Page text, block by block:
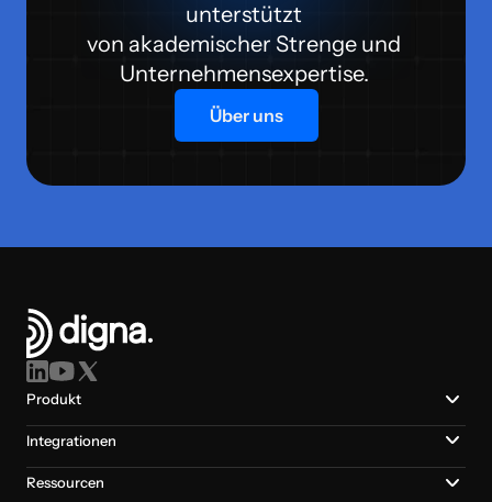
unterstützt
von akademischer Strenge und
Unternehmensexpertise.
Über uns
Produkt
Integrationen
Ressourcen